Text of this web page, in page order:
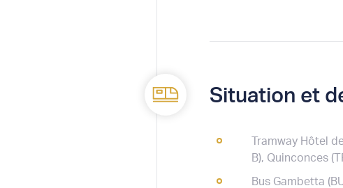
Situation et
Tramway Hôtel
B), Quinconces
Bus Gambetta